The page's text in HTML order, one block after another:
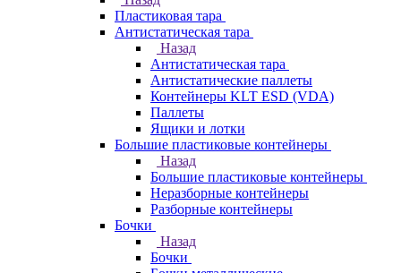
Пластиковая тара
Антистатическая тара
Назад
Антистатическая тара
Антистатические паллеты
Контейнеры KLT ESD (VDA)
Паллеты
Ящики и лотки
Большие пластиковые контейнеры
Назад
Большие пластиковые контейнеры
Неразборные контейнеры
Разборные контейнеры
Бочки
Назад
Бочки